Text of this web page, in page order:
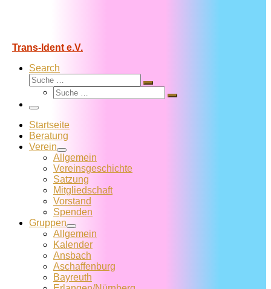
Trans-Ident e.V.
Search
Suche
Suche
Suche
Suche
Menü
Startseite
Beratung
Verein
Allgemein
Vereins­geschichte
Satzung
Mitglied­schaft
Vorstand
Spenden
Gruppen
Allgemein
Kalender
Ansbach
Aschaffenburg
Bayreuth